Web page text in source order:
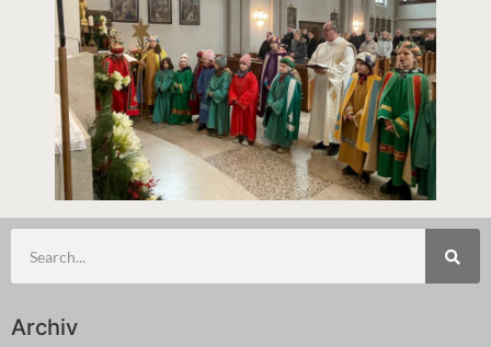
Archiv